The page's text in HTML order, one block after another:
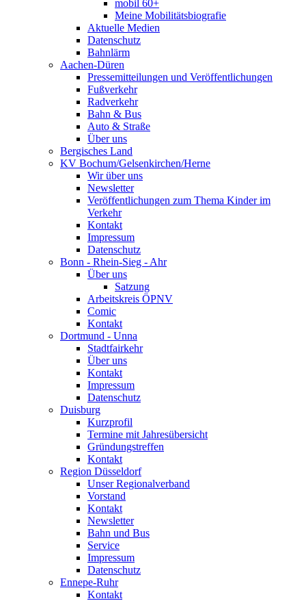
mobil 60+
Meine Mobilitätsbiografie
Aktuelle Medien
Datenschutz
Bahnlärm
Aachen-Düren
Pressemitteilungen und Veröffentlichungen
Fußverkehr
Radverkehr
Bahn & Bus
Auto & Straße
Über uns
Bergisches Land
KV Bochum/Gelsenkirchen/Herne
Wir über uns
Newsletter
Veröffentlichungen zum Thema Kinder im
Verkehr
Kontakt
Impressum
Datenschutz
Bonn - Rhein-Sieg - Ahr
Über uns
Satzung
Arbeitskreis ÖPNV
Comic
Kontakt
Dortmund - Unna
Stadtfairkehr
Über uns
Kontakt
Impressum
Datenschutz
Duisburg
Kurzprofil
Termine mit Jahresübersicht
Gründungstreffen
Kontakt
Region Düsseldorf
Unser Regionalverband
Vorstand
Kontakt
Newsletter
Bahn und Bus
Service
Impressum
Datenschutz
Ennepe-Ruhr
Kontakt